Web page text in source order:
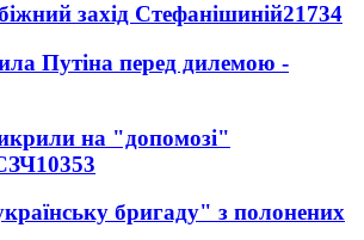
захід Стефанішиній21734
Путіна перед дилемою -
на "допомозі"
10353
бригаду" з полонених